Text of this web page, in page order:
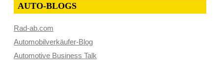
AUTO-BLOGS
Rad-ab.com
Automobilverkäufer-Blog
Automotive Business Talk